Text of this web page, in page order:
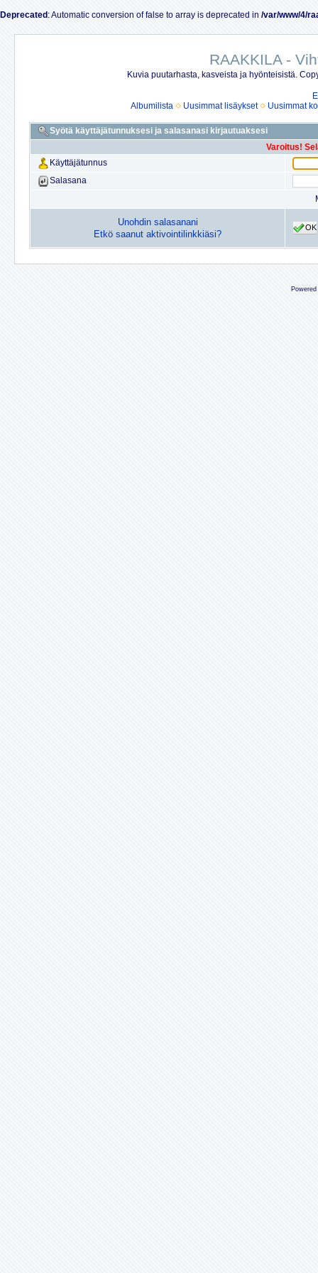
Deprecated : Automatic conversion of false to array is deprecated in /var/www/4/
RAAKKILA -
Kuvia puutarhasta, kasveista ja hyönteisistä.
Albumilista
Uusimmat lisäykset Uusimmat
Syötä käyttäjätunnuksesi ja salasanasi kirjautuaksesi
Varoitus!
Käyttäjätunnus
Salasana
Unohdin salasanani
Etkö saanut aktivointilinkkiäsi?
OK